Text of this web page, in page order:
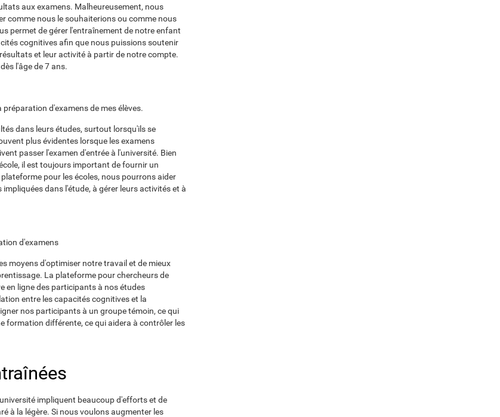
aux examens. Malheureusement, nous
comme nous le souhaiterions ou comme nous
permet de gérer l'entraînement de notre enfant
cognitives afin que nous puissions soutenir
et leur activité à partir de notre compte.
l'âge de 7 ans.
d'examens de mes élèves.
dans leurs études, surtout lorsqu'ils se
plus évidentes lorsque les examens
passer l'examen d'entrée à l'université. Bien
il est toujours important de fournir un
pour les écoles, nous pourrons aider
dans l'étude, à gérer leurs activités et à
d'examens
moyens d'optimiser notre travail et de mieux
La plateforme pour chercheurs de
en ligne des participants à nos études
entre les capacités cognitives et la
nos participants à un groupe témoin, ce qui
formation différente, ce qui aidera à contrôler les
impliquent beaucoup d'efforts et de
à la légère. Si nous voulons augmenter les